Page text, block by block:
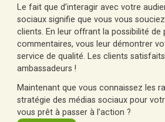
Le fait que d’interagir avec votre
sociaux signifie que vous vous
clients. En leur offrant la possibilité de
commentaires, vous leur démontrer
service de qualité. Les clients
ambassadeurs !
Maintenant que vous connaissez les
stratégie des médias sociaux pour
vous prêt à passer à l’action ?